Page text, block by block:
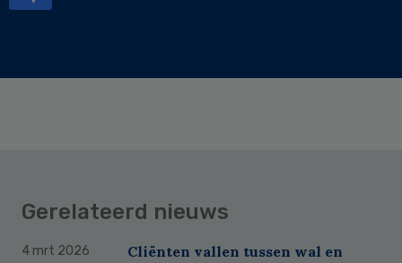
Gerelateerd nieuws
4 mrt 2026
Cliënten vallen tussen wal en